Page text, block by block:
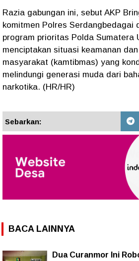
Razia gabungan ini, sebut AKP
komitmen Polres Serdangbedagai
program prioritas Polda Sumatera
menciptakan situasi keamanan
masyarakat (kamtibmas) yang
melindungi generasi muda dari
narkotika. (HR/HR)
Sebarkan:
BACA LAINNYA
Dua Curanmor Ini